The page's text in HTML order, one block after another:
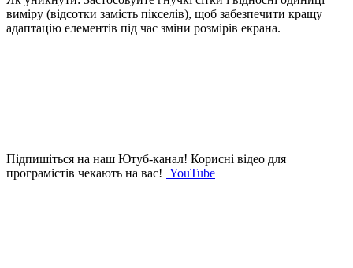
виміру (відсотки замість пікселів), щоб забезпечити кращу
адаптацію елементів під час зміни розмірів екрана.
Підпишіться на наш Ютуб-канал! Корисні відео для
програмістів чекають на вас! YouTube